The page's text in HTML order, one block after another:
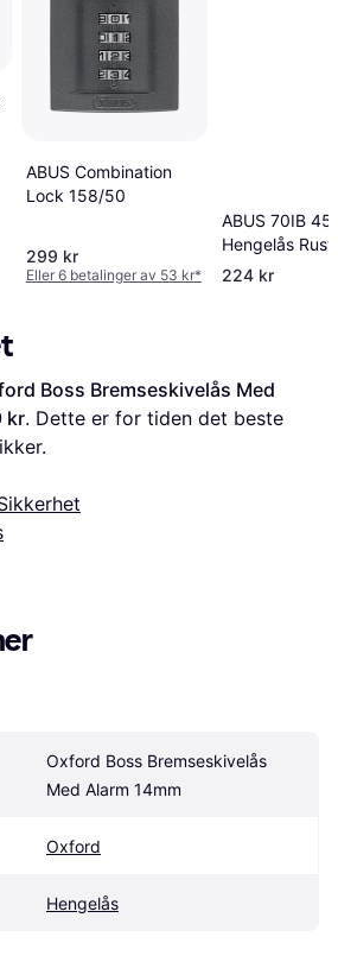
ABUS Combination
Lock 158/50
299 kr
Eller 6 betalinger av 53 kr*
ABUS 70IB
Hengelås
Messing
224 kr
Boss Bremseskivelås Med
kr. Dette er for tiden det beste
Oxford Boss Bremseskivelås
Med Alarm 14mm
Oxford
Hengelås